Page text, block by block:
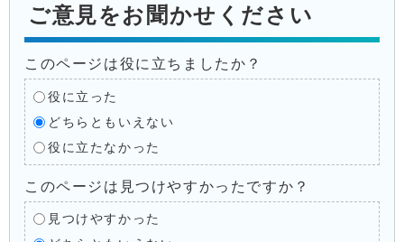
ご意見をお聞かせください
このページは役に立ちましたか？
役に立った
どちらともいえない
役に立たなかった
このページは見つけやすかったですか？
見つけやすかった